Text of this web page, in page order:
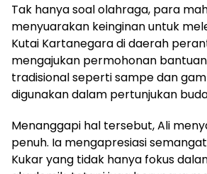
Tak hanya soal olahraga, para
menyuarakan keinginan untuk
Kutai Kartanegara di daerah
mengajukan permohonan
tradisional seperti sampe dan
digunakan dalam pertunjukan
Menanggapi hal tersebut, Ali
penuh. Ia mengapresiasi
Kukar yang tidak hanya fokus